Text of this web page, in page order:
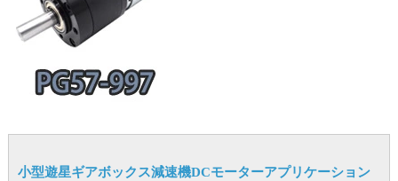
小型遊星ギアボックス減速機DCモーターアプリケーション